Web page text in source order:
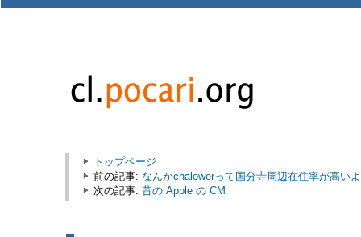
トップページ
前の記事: なんかchalowerって国分寺周辺在住率が高い
次の記事: 昔の Apple の CM